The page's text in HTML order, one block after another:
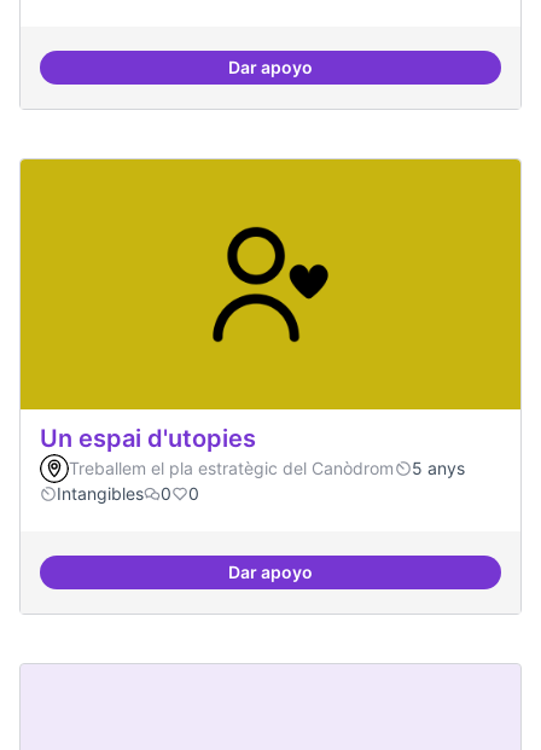
Dar apoyoTrobades democràtiques
Un espai d'utopies
Treballem el pla estratègic del Canòdrom
5 anys
Intangibles
0 0
Dar apoyoUn espai d'utopies